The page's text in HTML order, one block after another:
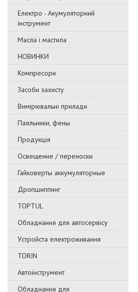
Електро - Акумуляторний
інструмент
Масла і мастила
НОВИНКИ
Компресори
Засоби захисту
Вимірювальні прилади
Паяльники, фены
Продукція
Освещение / переноски
Гайковерты аккумуляторные
Дропшиппинг
TOPTUL
Обладнання для автосервісу
Уcтpoйстa елeктpoживання
TORIN
Автоінструмент
Обладнання для